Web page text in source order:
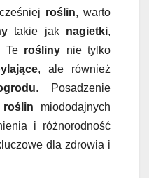
roślin, warto
takie jak nagietki,
Te rośliny nie tylko
, ale również
. Posadzenie
roślin miododajnych
i różnorodność
dla zdrowia i